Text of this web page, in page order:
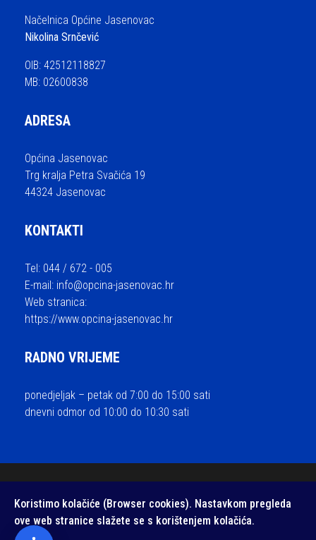
Načelnica Općine Jasenovac
Nikolina Srnčević
OIB: 42512118827
MB: 02600838
ADRESA
Općina Jasenovac
Trg kralja Petra Svačića 19
44324 Jasenovac
KONTAKTI
Tel: 044 / 672 - 005
E-mail: info@opcina-jasenovac.hr
Web stranica:
https://www.opcina-jasenovac.hr
RADNO VRIJEME
ponedjeljak – petak od 7:00 do 15:00 sati
dnevni odmor od 10:00 do 10:30 sati
Medialive
Izjava o pristupačnosti web stranice
Koristimo kolačiće (Browser cookies). Nastavkom pregleda
ove web stranice slažete se s korištenjem kolačića.